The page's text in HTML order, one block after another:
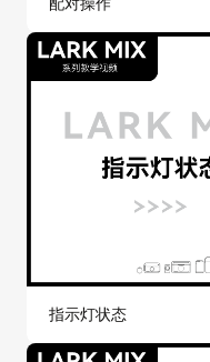
配对操作
指示灯状态